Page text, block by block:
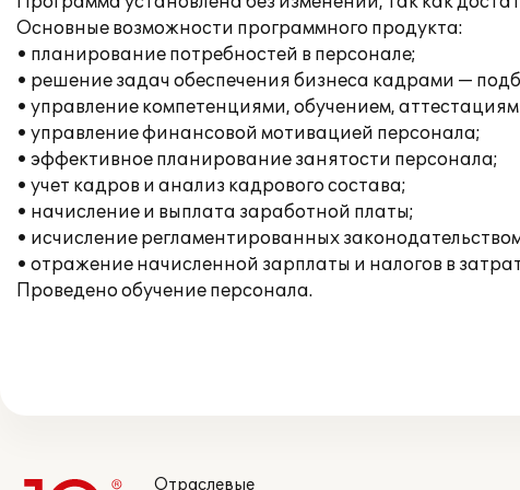
Основные возможности программного продукта:
• планирование потребностей в персонале;
• решение задач обеспечения бизнеса кадрами —
• управление компетенциями, обучением,
• управление финансовой мотивацией персонала;
• эффективное планирование занятости персонала;
• учет кадров и анализ кадрового состава;
• начисление и выплата заработной платы;
• исчисление регламентированных
• отражение начисленной зарплаты и налогов в
Проведено обучение персонала.
Отраслевые